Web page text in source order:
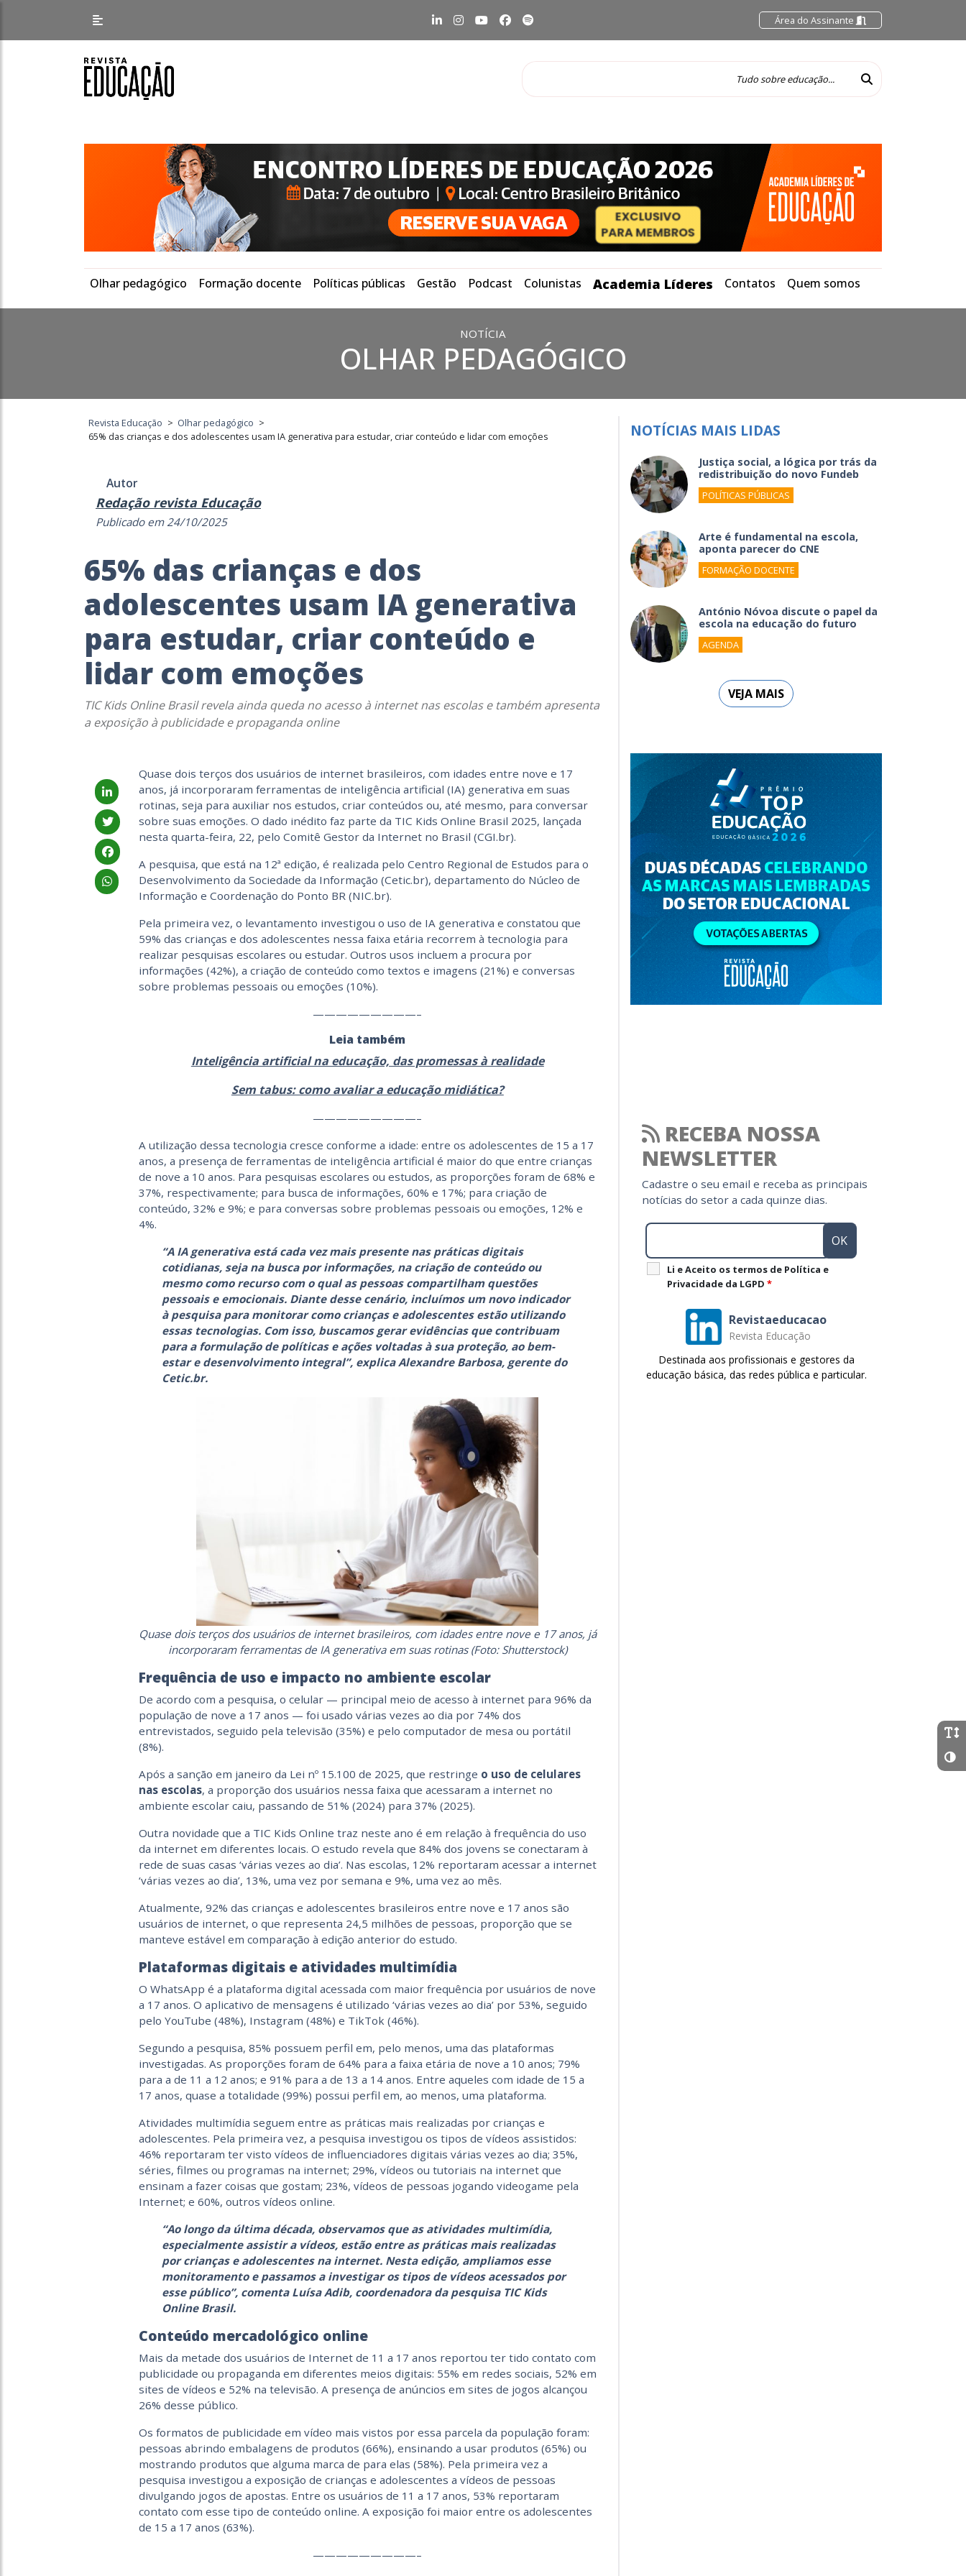
Área do Assinante
Olhar pedagógico Formação docente Políticas públicas Gestão Podcast Colunistas Academia Líderes Contatos Quem somos
NOTÍCIA
OLHAR PEDAGÓGICO
Revista Educação > Olhar pedagógico >
65% das crianças e dos adolescentes usam IA generativa para estudar, criar conteúdo e lidar com emoções
Autor
Redação revista Educação
Publicado em 24/10/2025
65% das crianças e dos
adolescentes usam IA generativa
para estudar, criar conteúdo e
lidar com emoções
TIC Kids Online Brasil revela ainda queda no acesso à internet nas escolas e também apresenta
a exposição à publicidade e propaganda online
Quase dois terços dos usuários de internet brasileiros, com idades entre nove e 17
anos, já incorporaram ferramentas de inteligência artificial (IA) generativa em suas
rotinas, seja para auxiliar nos estudos, criar conteúdos ou, até mesmo, para conversar
sobre suas emoções. O dado inédito faz parte da TIC Kids Online Brasil 2025, lançada
nesta quarta-feira, 22, pelo Comitê Gestor da Internet no Brasil (CGI.br).
A pesquisa, que está na 12ª edição, é realizada pelo Centro Regional de Estudos para o
Desenvolvimento da Sociedade da Informação (Cetic.br), departamento do Núcleo de
Informação e Coordenação do Ponto BR (NIC.br).
Pela primeira vez, o levantamento investigou o uso de IA generativa e constatou que
59% das crianças e dos adolescentes nessa faixa etária recorrem à tecnologia para
realizar pesquisas escolares ou estudar. Outros usos incluem a procura por
informações (42%), a criação de conteúdo como textos e imagens (21%) e conversas
sobre problemas pessoais ou emoções (10%).
—————————–
Leia também
Inteligência artificial na educação, das promessas à realidade
Sem tabus: como avaliar a educação midiática?
—————————–
A utilização dessa tecnologia cresce conforme a idade: entre os adolescentes de 15 a 17
anos, a presença de ferramentas de inteligência artificial é maior do que entre crianças
de nove a 10 anos. Para pesquisas escolares ou estudos, as proporções foram de 68% e
37%, respectivamente; para busca de informações, 60% e 17%; para criação de
conteúdo, 32% e 9%; e para conversas sobre problemas pessoais ou emoções, 12% e
4%.
“A IA generativa está cada vez mais presente nas práticas digitais
cotidianas, seja na busca por informações, na criação de conteúdo ou
mesmo como recurso com o qual as pessoas compartilham questões
pessoais e emocionais. Diante desse cenário, incluímos um novo indicador
à pesquisa para monitorar como crianças e adolescentes estão utilizando
essas tecnologias. Com isso, buscamos gerar evidências que contribuam
para a formulação de políticas e ações voltadas à sua proteção, ao bem-
estar e desenvolvimento integral”, explica Alexandre Barbosa, gerente do
Cetic.br.
Quase dois terços dos usuários de internet brasileiros, com idades entre nove e 17 anos, já
incorporaram ferramentas de IA generativa em suas rotinas (Foto: Shutterstock)
Frequência de uso e impacto no ambiente escolar
De acordo com a pesquisa, o celular — principal meio de acesso à internet para 96% da
população de nove a 17 anos — foi usado várias vezes ao dia por 74% dos
entrevistados, seguido pela televisão (35%) e pelo computador de mesa ou portátil
(8%).
Após a sanção em janeiro da Lei nº 15.100 de 2025, que restringe o uso de celulares
nas escolas, a proporção dos usuários nessa faixa que acessaram a internet no
ambiente escolar caiu, passando de 51% (2024) para 37% (2025).
Outra novidade que a TIC Kids Online traz neste ano é em relação à frequência do uso
da internet em diferentes locais. O estudo revela que 84% dos jovens se conectaram à
rede de suas casas ‘várias vezes ao dia’. Nas escolas, 12% reportaram acessar a internet
‘várias vezes ao dia’, 13%, uma vez por semana e 9%, uma vez ao mês.
Atualmente, 92% das crianças e adolescentes brasileiros entre nove e 17 anos são
usuários de internet, o que representa 24,5 milhões de pessoas, proporção que se
manteve estável em comparação à edição anterior do estudo.
Plataformas digitais e atividades multimídia
O WhatsApp é a plataforma digital acessada com maior frequência por usuários de nove
a 17 anos. O aplicativo de mensagens é utilizado ‘várias vezes ao dia’ por 53%, seguido
pelo YouTube (48%), Instagram (48%) e TikTok (46%).
Segundo a pesquisa, 85% possuem perfil em, pelo menos, uma das plataformas
investigadas. As proporções foram de 64% para a faixa etária de nove a 10 anos; 79%
para a de 11 a 12 anos; e 91% para a de 13 a 14 anos. Entre aqueles com idade de 15 a
17 anos, quase a totalidade (99%) possui perfil em, ao menos, uma plataforma.
Atividades multimídia seguem entre as práticas mais realizadas por crianças e
adolescentes. Pela primeira vez, a pesquisa investigou os tipos de vídeos assistidos:
46% reportaram ter visto vídeos de influenciadores digitais várias vezes ao dia; 35%,
séries, filmes ou programas na internet; 29%, vídeos ou tutoriais na internet que
ensinam a fazer coisas que gostam; 23%, vídeos de pessoas jogando videogame pela
Internet; e 60%, outros vídeos online.
“Ao longo da última década, observamos que as atividades multimídia,
especialmente assistir a vídeos, estão entre as práticas mais realizadas
por crianças e adolescentes na internet. Nesta edição, ampliamos esse
monitoramento e passamos a investigar os tipos de vídeos acessados por
esse público”, comenta Luísa Adib, coordenadora da pesquisa TIC Kids
Online Brasil.
Conteúdo mercadológico online
Mais da metade dos usuários de Internet de 11 a 17 anos reportou ter tido contato com
publicidade ou propaganda em diferentes meios digitais: 55% em redes sociais, 52% em
sites de vídeos e 52% na televisão. A presença de anúncios em sites de jogos alcançou
26% desse público.
Os formatos de publicidade em vídeo mais vistos por essa parcela da população foram:
pessoas abrindo embalagens de produtos (66%), ensinando a usar produtos (65%) ou
mostrando produtos que alguma marca de para elas (58%). Pela primeira vez a
pesquisa investigou a exposição de crianças e adolescentes a vídeos de pessoas
divulgando jogos de apostas. Entre os usuários de 11 a 17 anos, 53% reportaram
contato com esse tipo de conteúdo online. A exposição foi maior entre os adolescentes
de 15 a 17 anos (63%).
—————————–
NOTÍCIAS MAIS LIDAS
Justiça social, a lógica por trás da
redistribuição do novo Fundeb
POLÍTICAS PÚBLICAS
Arte é fundamental na escola,
aponta parecer do CNE
FORMAÇÃO DOCENTE
António Nóvoa discute o papel da
escola na educação do futuro
AGENDA
VEJA MAIS
RECEBA NOSSA
NEWSLETTER
Cadastre o seu email e receba as principais
notícias do setor a cada quinze dias.
Li e Aceito os termos de Política e
Privacidade da LGPD *
Revistaeducacao
Revista Educação
Destinada aos profissionais e gestores da
educação básica, das redes pública e particular.